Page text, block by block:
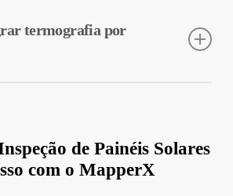
termografia por
de Painéis Solares
com o MapperX